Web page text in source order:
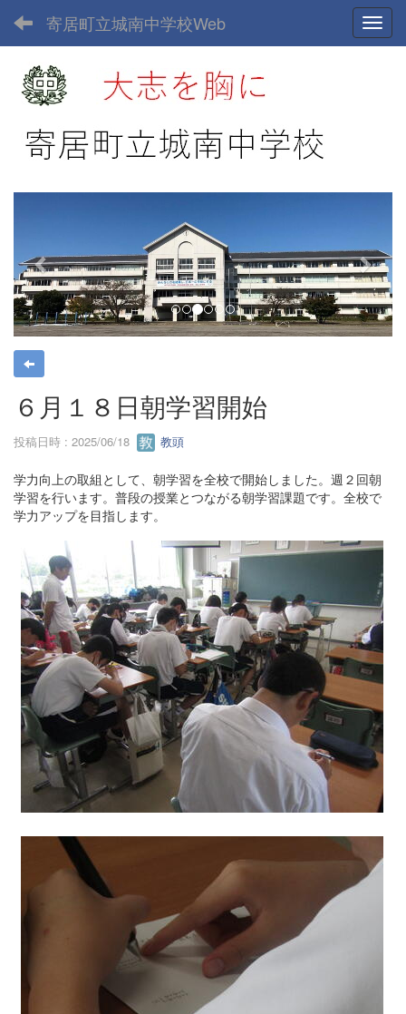
寄居町立城南中学校Web
e
v
i
o
u
s
x
t
６月１８日朝学習開始
投稿日時 : 2025/06/18 教頭
学力向上の取組として、朝学習を全校で開始しました。週２回朝
学習を行います。普段の授業とつながる朝学習課題です。全校で
学力アップを目指します。